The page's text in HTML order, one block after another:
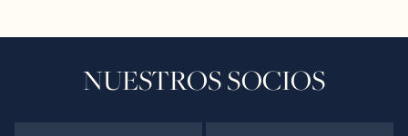
NUESTROS SOCIOS